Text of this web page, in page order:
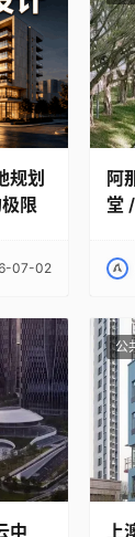
规划
限
07-02
阿
堂
中
公
上